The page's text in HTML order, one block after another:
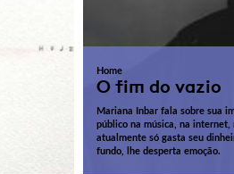
Home
O fim do vazio
Mariana Inbar fala sobre sua
público na música, na internet,
atualmente só gasta seu
fundo, lhe desperta emoção.